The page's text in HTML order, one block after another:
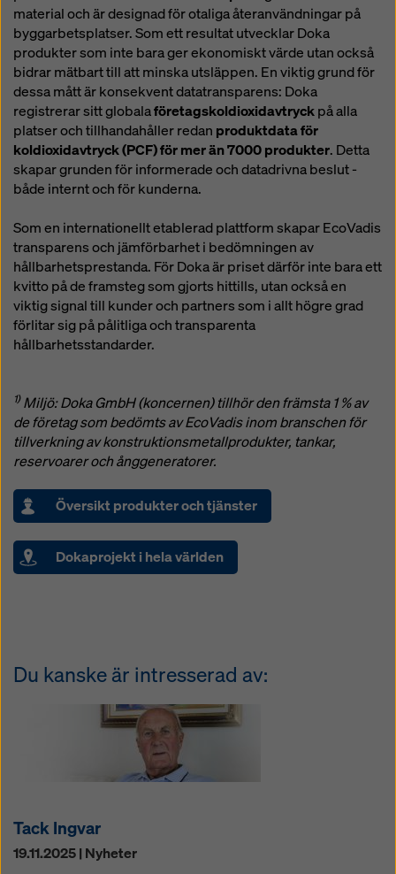
material och är designad för otaliga återanvändningar på
byggarbetsplatser. Som ett resultat utvecklar Doka
produkter som inte bara ger ekonomiskt värde utan också
bidrar mätbart till att minska utsläppen. En viktig grund för
dessa mått är konsekvent datatransparens: Doka
registrerar sitt globalaföretagskoldioxidavtryckpå alla
platser och tillhandahåller redan produktdata för
koldioxidavtryck (PCF) för mer än 7000 produkter. Detta
skapar grunden för informerade och datadrivna beslut -
både internt och för kunderna.
Som en internationellt etablerad plattform skapar EcoVadis
transparens och jämförbarhet i bedömningen av
hållbarhetsprestanda. För Doka är priset därför inte bara ett
kvitto på de framsteg som gjorts hittills, utan också en
viktig signal till kunder och partners som i allt högre grad
förlitar sig på pålitliga och transparenta
hållbarhetsstandarder.
1)Miljö: Doka GmbH (koncernen) tillhör den främsta 1 % av
de företag som bedömts av EcoVadis inom branschen för
tillverkning av konstruktionsmetallprodukter, tankar,
reservoarer och ånggeneratorer.
Översikt produkter och tjänster
Dokaprojekt i hela världen
Du kanske är intresserad av:
Tack Ingvar
19.11.2025 | Nyheter